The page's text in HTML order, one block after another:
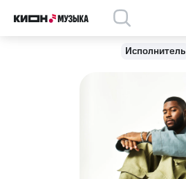
Исполнитель